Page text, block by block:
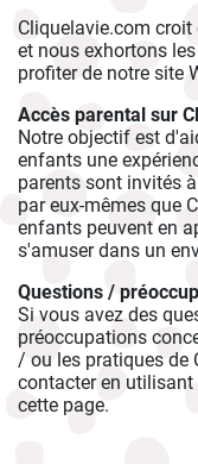
Cliquelavie.com croit
et nous exhortons
profiter de notre site
Accès parental sur
Notre objectif est
enfants une
parents sont invités
par eux-mêmes que
enfants peuvent en
s'amuser dans un
Questions /
Si vous avez des
préoccupations
/ ou les pratiques de
contacter en
cette page.